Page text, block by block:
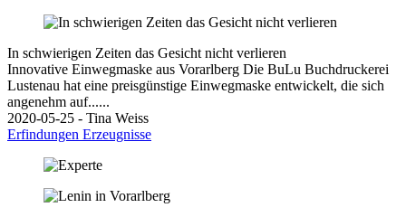
In schwierigen Zeiten das Gesicht nicht verlieren
Innovative Einwegmaske aus Vorarlberg Die BuLu Buchdruckerei
Lustenau hat eine preisgünstige Einwegmaske entwickelt, die sich
angenehm auf......
2020-05-25 - Tina Weiss
Erfindungen Erzeugnisse